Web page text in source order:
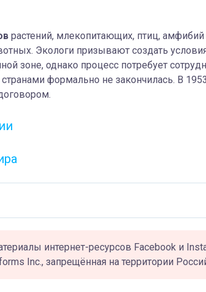
растений, млекопитающих, птиц, амфибий
Экологи призывают создать
зоне, однако процесс потребует
формально не закончилась. В
интернет-ресурсов Facebook и
Inc., запрещённая на территории